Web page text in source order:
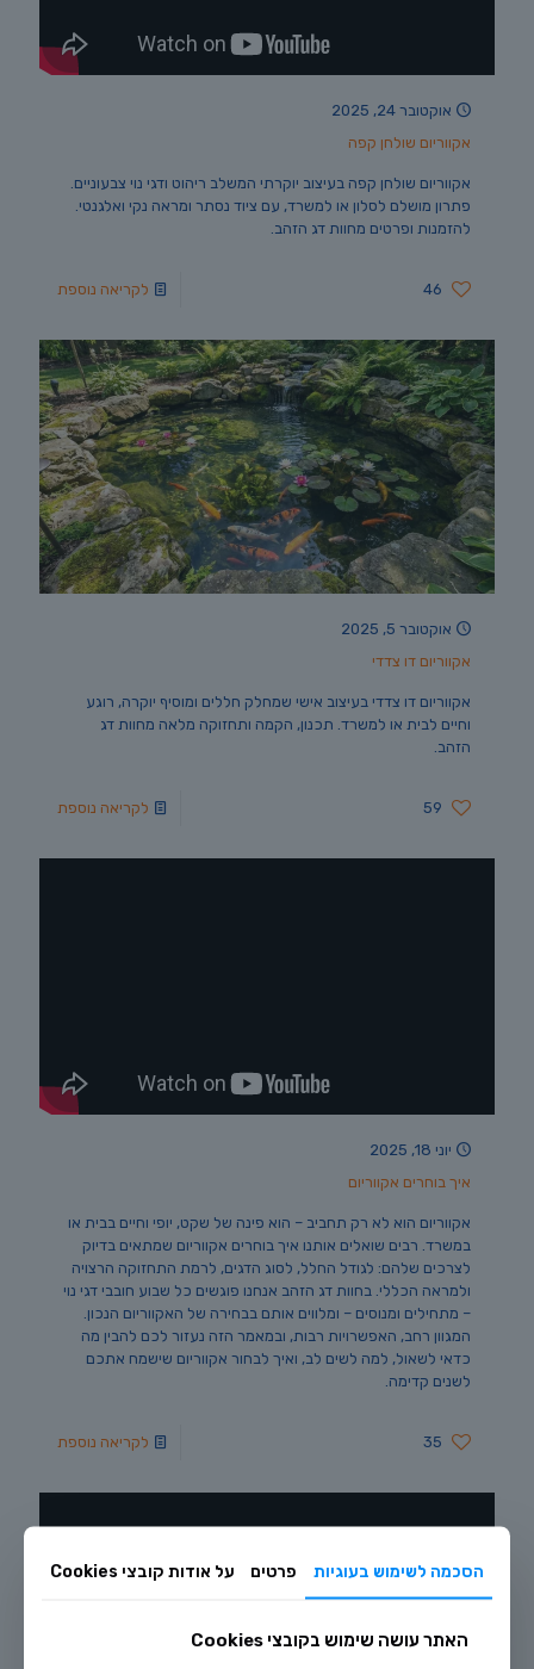
אוקטובר 24, 2025
אקווריום שולחן קפה
אקווריום שולחן קפה בעיצוב יוקרתי המשלב ריהוט ודגי נוי צבעוניים.
פתרון מושלם לסלון או למשרד, עם ציוד נסתר ומראה נקי ואלגנטי.
להזמנות ופרטים מחוות דג הזהב.
46 לקריאה נוספת
אוקטובר 5, 2025
אקווריום דו צדדי
אקווריום דו צדדי בעיצוב אישי שמחלק חללים ומוסיף יוקרה, רוגע
וחיים לבית או למשרד. תכנון, הקמה ותחזוקה מלאה מחוות דג
הזהב.
59 לקריאה נוספת
יוני 18, 2025
איך בוחרים אקווריום
אקווריום הוא לא רק תחביב – הוא פינה של שקט, יופי וחיים בבית או
במשרד. רבים שואלים אותנו איך בוחרים אקווריום שמתאים בדיוק
לצרכים שלהם: לגודל החלל, לסוג הדגים, לרמת התחזוקה הרצויה
ולמראה הכללי. בחוות דג הזהב אנחנו פוגשים כל שבוע חובבי דגי נוי
– מתחילים ומנוסים – ומלווים אותם בבחירה של האקווריום הנכון.
המגוון רחב, האפשרויות רבות, ובמאמר הזה נעזור לכם להבין מה
כדאי לשאול, למה לשים לב, ואיך לבחור אקווריום שישמח אתכם
לשנים קדימה.
35 לקריאה נוספת
הסכמה לשימוש בעוגיות פרטים על אודות קובצי Cookies
האתר עושה שימוש בקובצי Cookies